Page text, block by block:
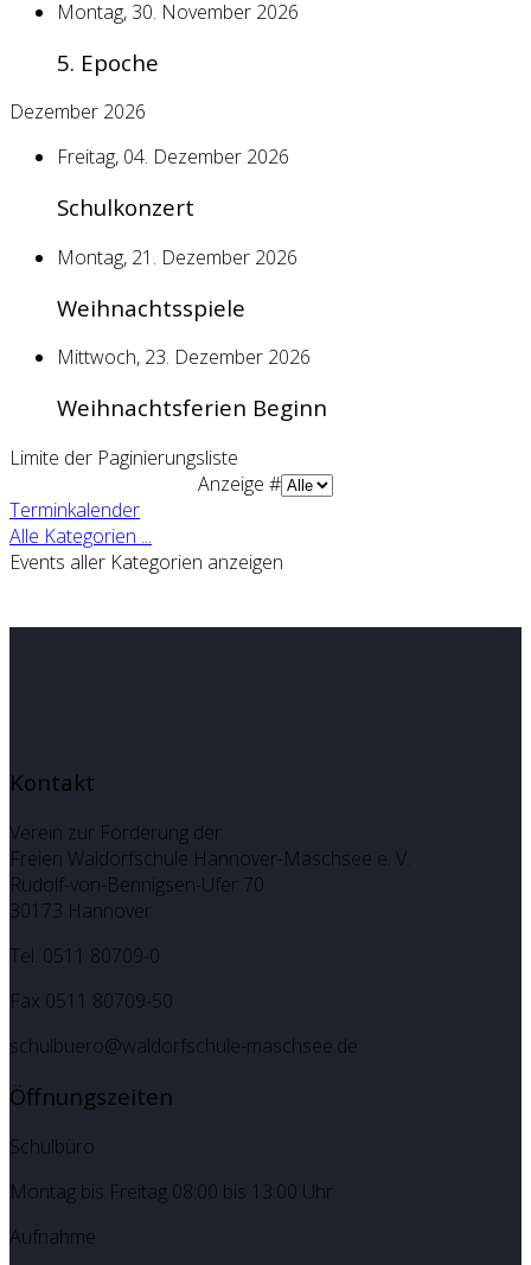
Montag, 30. November 2026
5. Epoche
Dezember 2026
Freitag, 04. Dezember 2026
Schulkonzert
Montag, 21. Dezember 2026
Weihnachtsspiele
Mittwoch, 23. Dezember 2026
Weihnachtsferien Beginn
Limite der Paginierungsliste
Anzeige #
Terminkalender
Alle Kategorien ...
Events aller Kategorien anzeigen
Kontakt
Verein zur Förderung der
Freien Waldorfschule Hannover-Maschsee e. V.
Rudolf-von-Bennigsen-Ufer 70
30173 Hannover
Tel. 0511 80709-0
Fax 0511 80709-50
schulbuero@waldorfschule-maschsee.de
Öffnungszeiten
Schulbüro
Montag bis Freitag 08:00 bis 13:00 Uhr
Aufnahme